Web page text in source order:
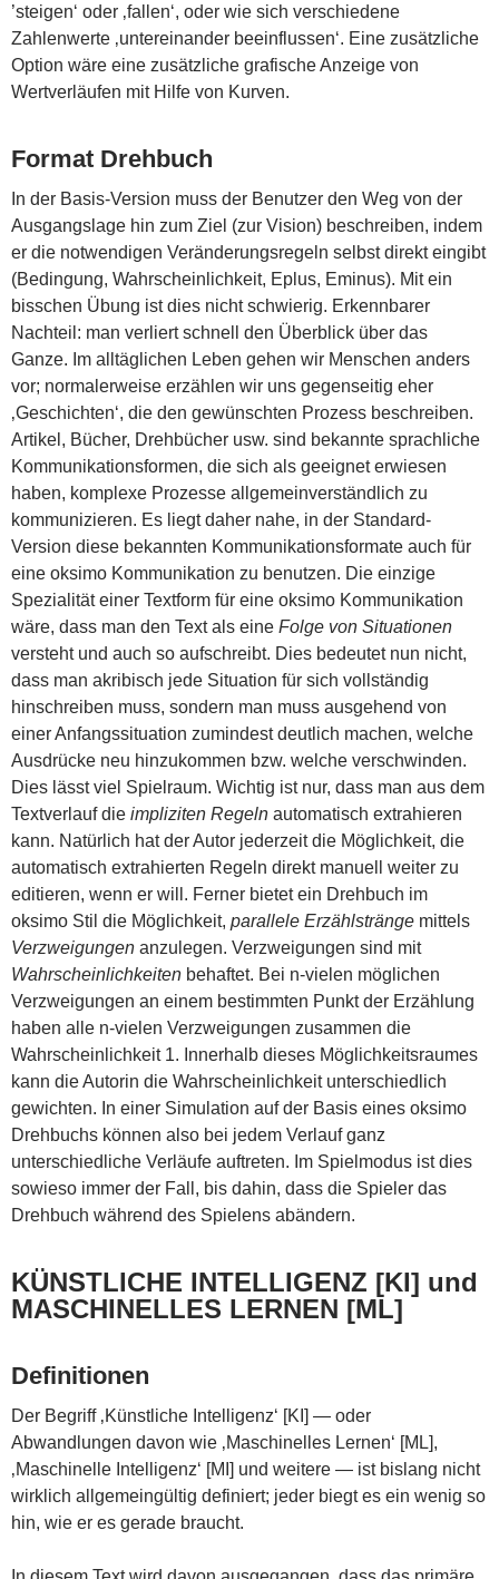
’steigen‘ oder ‚fallen‘, oder wie sich verschiedene
Zahlenwerte ‚untereinander beeinflussen‘. Eine zusätzliche
Option wäre eine zusätzliche grafische Anzeige von
Wertverläufen mit Hilfe von Kurven.
Format Drehbuch
In der Basis-Version muss der Benutzer den Weg von der
Ausgangslage hin zum Ziel (zur Vision) beschreiben, indem
er die notwendigen Veränderungsregeln selbst direkt eingibt
(Bedingung, Wahrscheinlichkeit, Eplus, Eminus). Mit ein
bisschen Übung ist dies nicht schwierig. Erkennbarer
Nachteil: man verliert schnell den Überblick über das
Ganze. Im alltäglichen Leben gehen wir Menschen anders
vor; normalerweise erzählen wir uns gegenseitig eher
‚Geschichten‘, die den gewünschten Prozess beschreiben.
Artikel, Bücher, Drehbücher usw. sind bekannte sprachliche
Kommunikationsformen, die sich als geeignet erwiesen
haben, komplexe Prozesse allgemeinverständlich zu
kommunizieren. Es liegt daher nahe, in der Standard-
Version diese bekannten Kommunikationsformate auch für
eine oksimo Kommunikation zu benutzen. Die einzige
Spezialität einer Textform für eine oksimo Kommunikation
wäre, dass man den Text als eine Folge von Situationen
versteht und auch so aufschreibt. Dies bedeutet nun nicht,
dass man akribisch jede Situation für sich vollständig
hinschreiben muss, sondern man muss ausgehend von
einer Anfangssituation zumindest deutlich machen, welche
Ausdrücke neu hinzukommen bzw. welche verschwinden.
Dies lässt viel Spielraum. Wichtig ist nur, dass man aus dem
Textverlauf die impliziten Regeln automatisch extrahieren
kann. Natürlich hat der Autor jederzeit die Möglichkeit, die
automatisch extrahierten Regeln direkt manuell weiter zu
editieren, wenn er will. Ferner bietet ein Drehbuch im
oksimo Stil die Möglichkeit, parallele Erzählstränge mittels
Verzweigungen anzulegen. Verzweigungen sind mit
Wahrscheinlichkeiten behaftet. Bei n-vielen möglichen
Verzweigungen an einem bestimmten Punkt der Erzählung
haben alle n-vielen Verzweigungen zusammen die
Wahrscheinlichkeit 1. Innerhalb dieses Möglichkeitsraumes
kann die Autorin die Wahrscheinlichkeit unterschiedlich
gewichten. In einer Simulation auf der Basis eines oksimo
Drehbuchs können also bei jedem Verlauf ganz
unterschiedliche Verläufe auftreten. Im Spielmodus ist dies
sowieso immer der Fall, bis dahin, dass die Spieler das
Drehbuch während des Spielens abändern.
KÜNSTLICHE INTELLIGENZ [KI] und
MASCHINELLES LERNEN [ML]
Definitionen
Der Begriff ‚Künstliche Intelligenz‘ [KI] — oder
Abwandlungen davon wie ‚Maschinelles Lernen‘ [ML],
‚Maschinelle Intelligenz‘ [MI] und weitere — ist bislang nicht
wirklich allgemeingültig definiert; jeder biegt es ein wenig so
hin, wie er es gerade braucht.